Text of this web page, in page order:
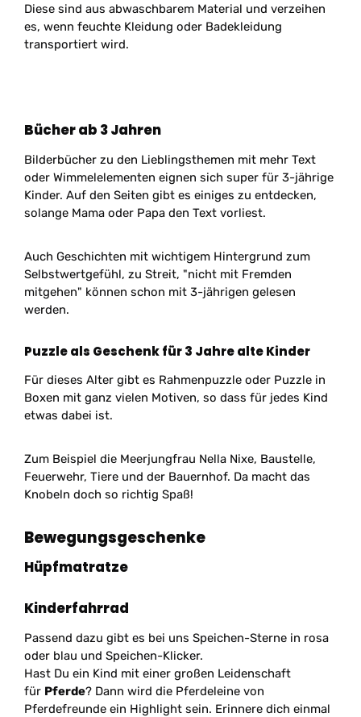
Diese sind aus abwaschbarem Material und verzeihen
es, wenn feuchte Kleidung oder Badekleidung
transportiert wird.
Bücher ab 3 Jahren
Bilderbücher zu den Lieblingsthemen mit mehr Text
oder Wimmelelementen eignen sich super für 3-jährige
Kinder. Auf den Seiten gibt es einiges zu entdecken,
solange Mama oder Papa den Text vorliest.
Auch Geschichten mit wichtigem Hintergrund zum
Selbstwertgefühl, zu Streit, "nicht mit Fremden
mitgehen" können schon mit 3-jährigen gelesen
werden.
Puzzle als Geschenk für 3 Jahre alte Kinder
Für dieses Alter gibt es Rahmenpuzzle oder Puzzle in
Boxen mit ganz vielen Motiven, so dass für jedes Kind
etwas dabei ist.
Zum Beispiel die Meerjungfrau Nella Nixe, Baustelle,
Feuerwehr, Tiere und der Bauernhof. Da macht das
Knobeln doch so richtig Spaß!
Bewegungsgeschenke
Hüpfmatratze
Kinderfahrrad
Passend dazu gibt es bei uns Speichen-Sterne in rosa
oder blau und Speichen-Klicker.
Hast Du ein Kind mit einer großen Leidenschaft
für Pferde? Dann wird die Pferdeleine von
Pferdefreunde ein Highlight sein. Erinnere dich einmal